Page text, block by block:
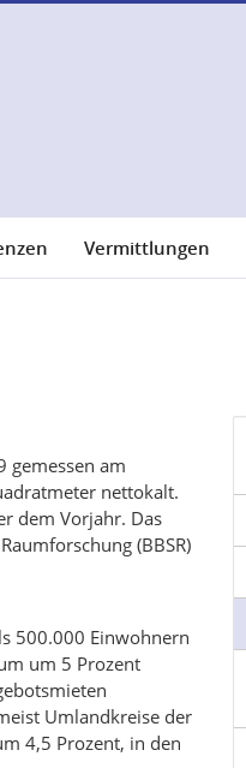
Vermittlungen
gemessen am
nettokalt.
dem Vorjahr. Das
(BBSR)
500.000 Einwohnern
um 5 Prozent
Umlandkreise der
4,5 Prozent, in den